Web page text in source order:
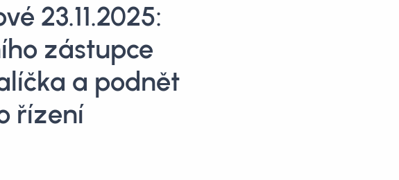
23.11.2025:
zástupce
a podnět
řízení